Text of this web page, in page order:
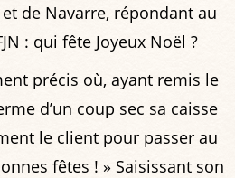
de Navarre, répondant au
: qui fête Joyeux Noël ?
précis où, ayant remis le
d’un coup sec sa caisse
le client pour passer au
fêtes ! » Saisissant son